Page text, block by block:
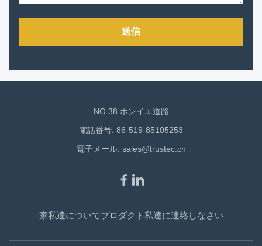
送信
NO.38 ホンイエ道路
電話番号: 86-519-85105253
電子メール: sales@trustec.cn
家私達についてプロダクト 私達に連絡しなさい